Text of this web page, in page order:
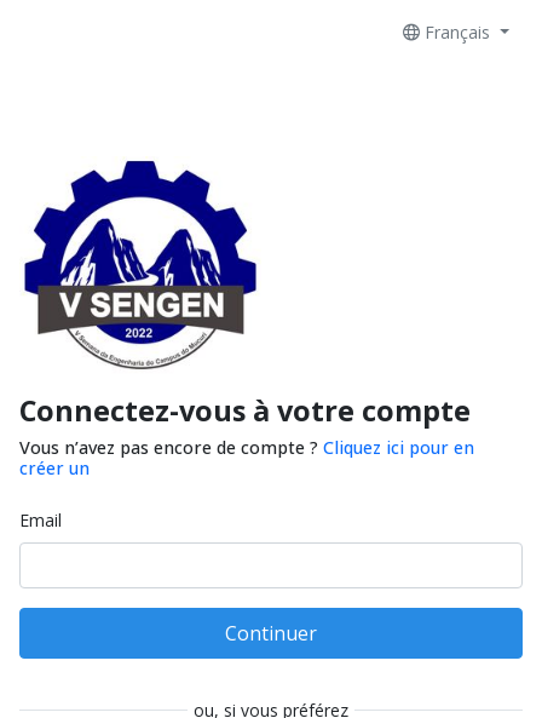
Français
Connectez-vous à votre compte
Vous n’avez pas encore de compte ? Cliquez ici pour en
créer un
Email
Continuer
ou, si vous préférez